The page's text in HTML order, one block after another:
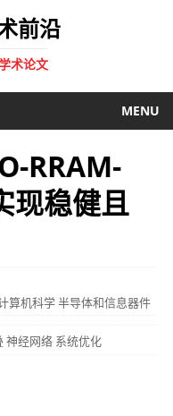
前沿
术论文
MENU
RRAM-
现稳健且
算机科学半导体和信息器件
神经网络 系统优化